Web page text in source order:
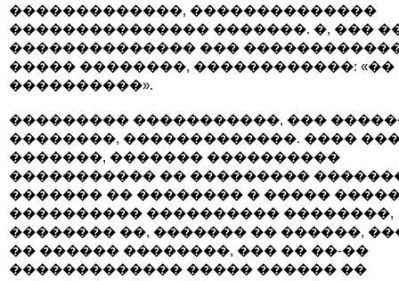
�������������, ��������������
��������������� �������. �, ���
�������������� ���
����� ��������, ������������: «��
����������».
��������� �����������, ���
��������, �������������. ����
�������, ������� ����������
����������� �� ���������
������� �� �������� � �����
���������� ���������� ��������,
�������� ��, ������� �� ������,
�� ������ ��������, ��� �� ��-��
������������� ����� ������ ��